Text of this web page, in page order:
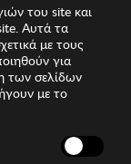
του site και
Αυτά τα
με τους
για
των σελίδων
με το